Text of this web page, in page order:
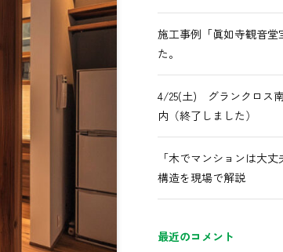
施工事例「眞如寺観音堂
た。
4/25(土) グランクロス
内（終了しました）
「木でマンションは大
構造を現場で解説
最近のコメント